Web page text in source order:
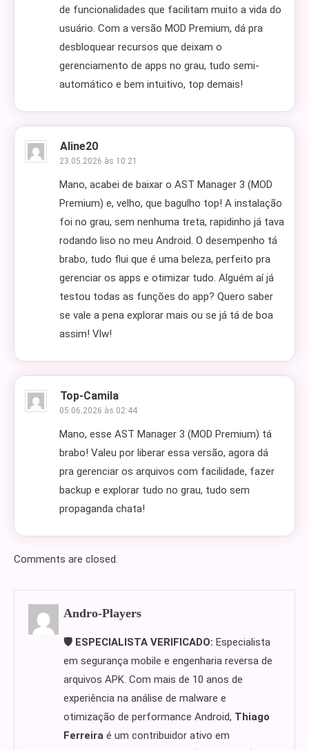
de funcionalidades que facilitam muito a vida do
usuário. Com a versão MOD Premium, dá pra
desbloquear recursos que deixam o
gerenciamento de apps no grau, tudo semi-
automático e bem intuitivo, top demais!
Aline20
23.05.2026 às 10:21
Mano, acabei de baixar o AST Manager 3 (MOD
Premium) e, velho, que bagulho top! A instalação
foi no grau, sem nenhuma treta, rapidinho já tava
rodando liso no meu Android. O desempenho tá
brabo, tudo flui que é uma beleza, perfeito pra
gerenciar os apps e otimizar tudo. Alguém aí já
testou todas as funções do app? Quero saber
se vale a pena explorar mais ou se já tá de boa
assim! Vlw!
Top-Camila
05.06.2026 às 02:44
Mano, esse AST Manager 3 (MOD Premium) tá
brabo! Valeu por liberar essa versão, agora dá
pra gerenciar os arquivos com facilidade, fazer
backup e explorar tudo no grau, tudo sem
propaganda chata!
Comments are closed.
Andro-Players
🛡️ ESPECIALISTA VERIFICADO: Especialista
em segurança mobile e engenharia reversa de
arquivos APK. Com mais de 10 anos de
experiência na análise de malware e
otimização de performance Android, Thiago
Ferreira é um contribuidor ativo em